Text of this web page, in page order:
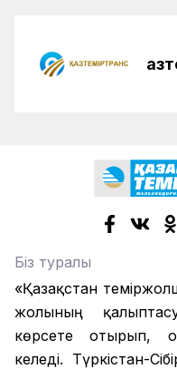
Біз туралы
«Қазақстан
жолының
көрсете отырып,
келеді. Түркістан-